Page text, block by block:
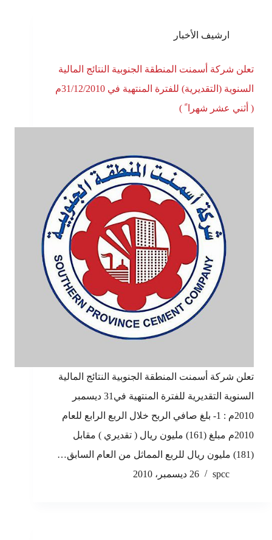
ارشيف الأخبار
تعلن شركة أسمنت المنطقة الجنوبية النتائج المالية
السنوية (التقديرية) للفترة المنتهية في 31/12/2010م
( أثني عشر شهرا ً )
تعلن شركة أسمنت المنطقة الجنوبية النتائج المالية
السنوية التقديرية للفترة المنتهية في31 ديسمبر
2010م : 1- بلغ صافي الربح خلال الربع الرابع للعام
2010م مبلغ (161) مليون ريال ( تقديري ) مقابل
(181) مليون ريال للربع المماثل من العام السابق…
spcc
26 ديسمبر، 2010